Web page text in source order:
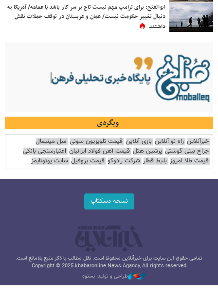
ابوالفتح: برای ترامپ مهم نیست تاج بر سر کار باشد یا عمامه/ آمریکا به
دنبال تغییر حکومت نیست/ عمان و عربستان در توقف حملات نقش
داشتند
وبگردی
خبرآنلاین راه نو آنلاین بازی آنلاین قیمت تلویزیون سونی مبل مینیمال
جراح بینی گوشتی پرشین هتل قیمت آهن فولاد ایرانیان اعتبارسنجی بانکی
قیمت طلا امروز بلیط قطار شرکت رادوکو قیمت پروفیل سایت یوتوتایمز
نسخه دسکتاپ
تمامی حقوق این سایت برای خبرآنلاین محفوظ است. نقل مطالب با ذکر منبع بلامانع است.
Copyright © 2025 khabaronline News Agancy, All rights reserved
طراحی و تولید: نستوه